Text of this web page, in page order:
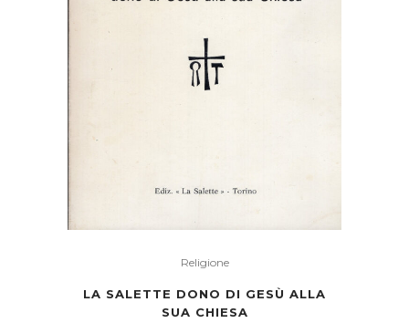
Religione
LA SALETTE DONO DI GESÙ ALLA
SUA CHIESA